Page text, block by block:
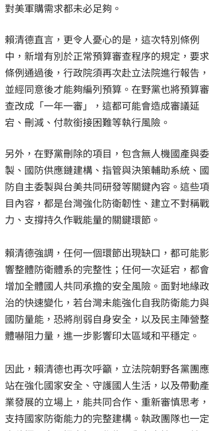
對美軍購需求都未必足夠。
賴清德直言，更令人憂心的是，這次特別條例
中，新增有別於正常預算審查程序的規定，要求
條例通過後，行政院須再次赴立法院進行報告，
並經同意後才能夠編列預算。在野黨也將預算審
查改成「一年一審」，這都可能會造成審議延
宕、刪減、付款銜接困難等執行風險。
另外，在野黨刪除的項目，包含無人機國產與委
製、國防供應鏈建構、指管與決策輔助系統、國
防自主委製與台美共同研發等關鍵內容。這些項
目內容，都是台灣強化防衛韌性、建立不對稱戰
力、支撐持久作戰能量的關鍵環節。
賴清德強調，任何一個環節出現缺口，都可能影
響整體防衛體系的完整性；任何一次延宕，都會
增加全體國人共同承擔的安全風險。面對地緣政
治的快速變化，若台灣未能強化自我防衛能力與
國防量能，恐將削弱自身安全，以及民主陣營整
體嚇阻力量，進一步影響印太區域和平穩定。
因此，賴清德也再次呼籲，立法院朝野各黨團應
站在強化國家安全、守護國人生活，以及帶動產
業發展的立場上，能共同合作、重新審慎思考，
支持國家防衛能力的完整建構。執政團隊也一定